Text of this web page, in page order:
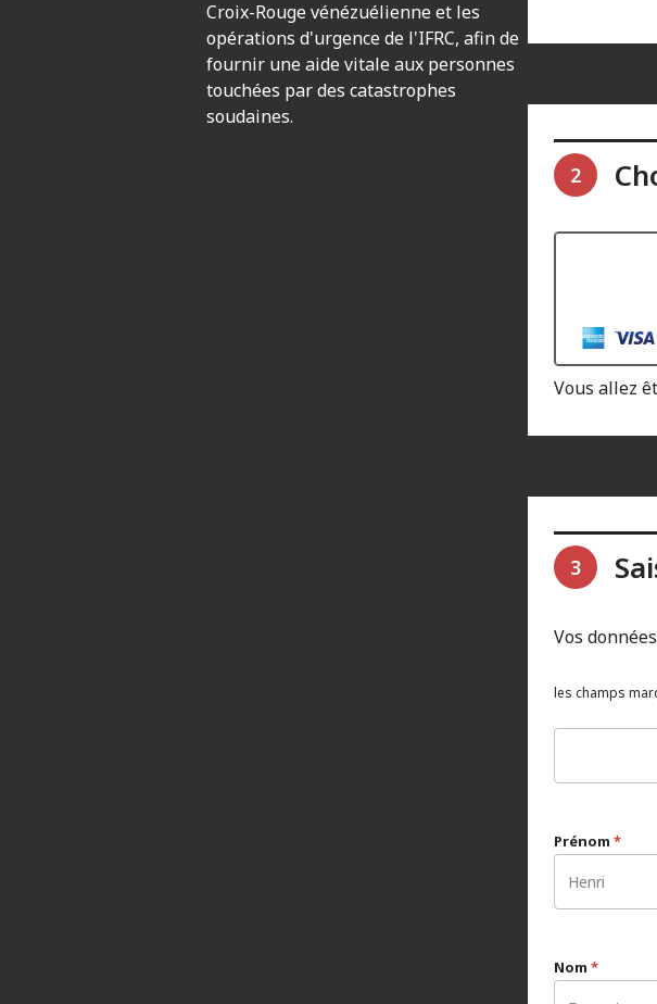
Croix-Rouge vénézuélienne et les
opérations d'urgence de l'IFRC, afin de
fournir une aide vitale aux personnes
touchées par des catastrophes
soudaines.
2
Vous allez
3
Vos
les champs
Prénom *
Nom *